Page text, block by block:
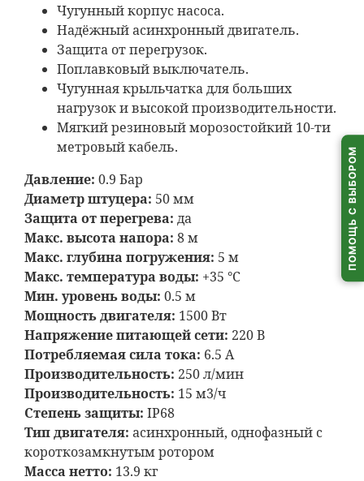
Пункты выдачи (ПВЗ)
1–2 днярасчет...
Самовывоз изпунктов выдачипо всей Беларуси
Чугунный корпус насоса.
Надёжный асинхронный двигатель.
Защита от перегрузок.
Поплавковый выключатель.
Чугунная крыльчатка для больших
нагрузок и высокой производительности.
Мягкий резиновый морозостойкий 10-ти
метровый кабель.
Давление: 0.9 Бар
Диаметр штуцера: 50 мм
Защита от перегрева: да
Макс. высота напора: 8 м
Макс. глубина погружения: 5 м
Макс. температура воды: +35 °С
Мин. уровень воды: 0.5 м
Мощность двигателя: 1500 Вт
Напряжение питающей сети: 220 В
Потребляемая сила тока: 6.5 А
Производительность: 250 л/мин
Производительность: 15 м3/ч
Степень защиты: IP68
Тип двигателя: асинхронный, однофазный с
короткозамкнутым ротором
Масса нетто: 13.9 кг
ПОМОЩЬ С ВЫБОРОМ